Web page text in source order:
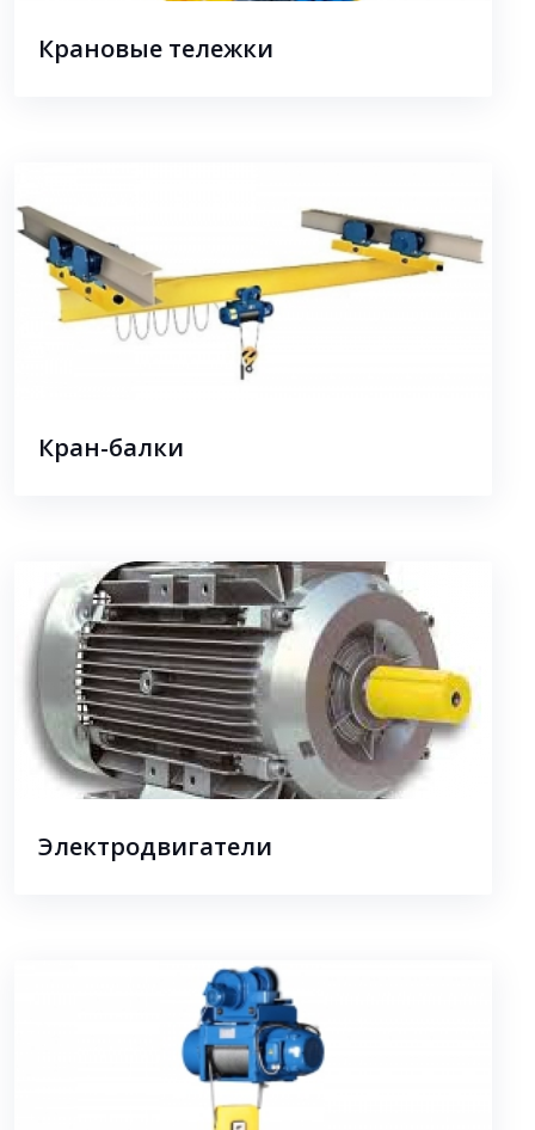
Крановые тележки
Кран-балки
Электродвигатели